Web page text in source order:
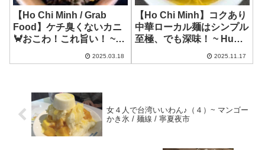
【Ho Chi Minh / Grab
Food】ケチ臭くないカニ
🦀おこわ！これ旨い！ ~
2025.03.18
【Ho Chi Minh】コクあり
中華ローカル麺はシンプル
至極、でも深味！ ~ Hu
2025.11.17
女４人で台湾いいわん♪（４）~ マンゴー
かき氷 / 麺線 / 寧夏夜市